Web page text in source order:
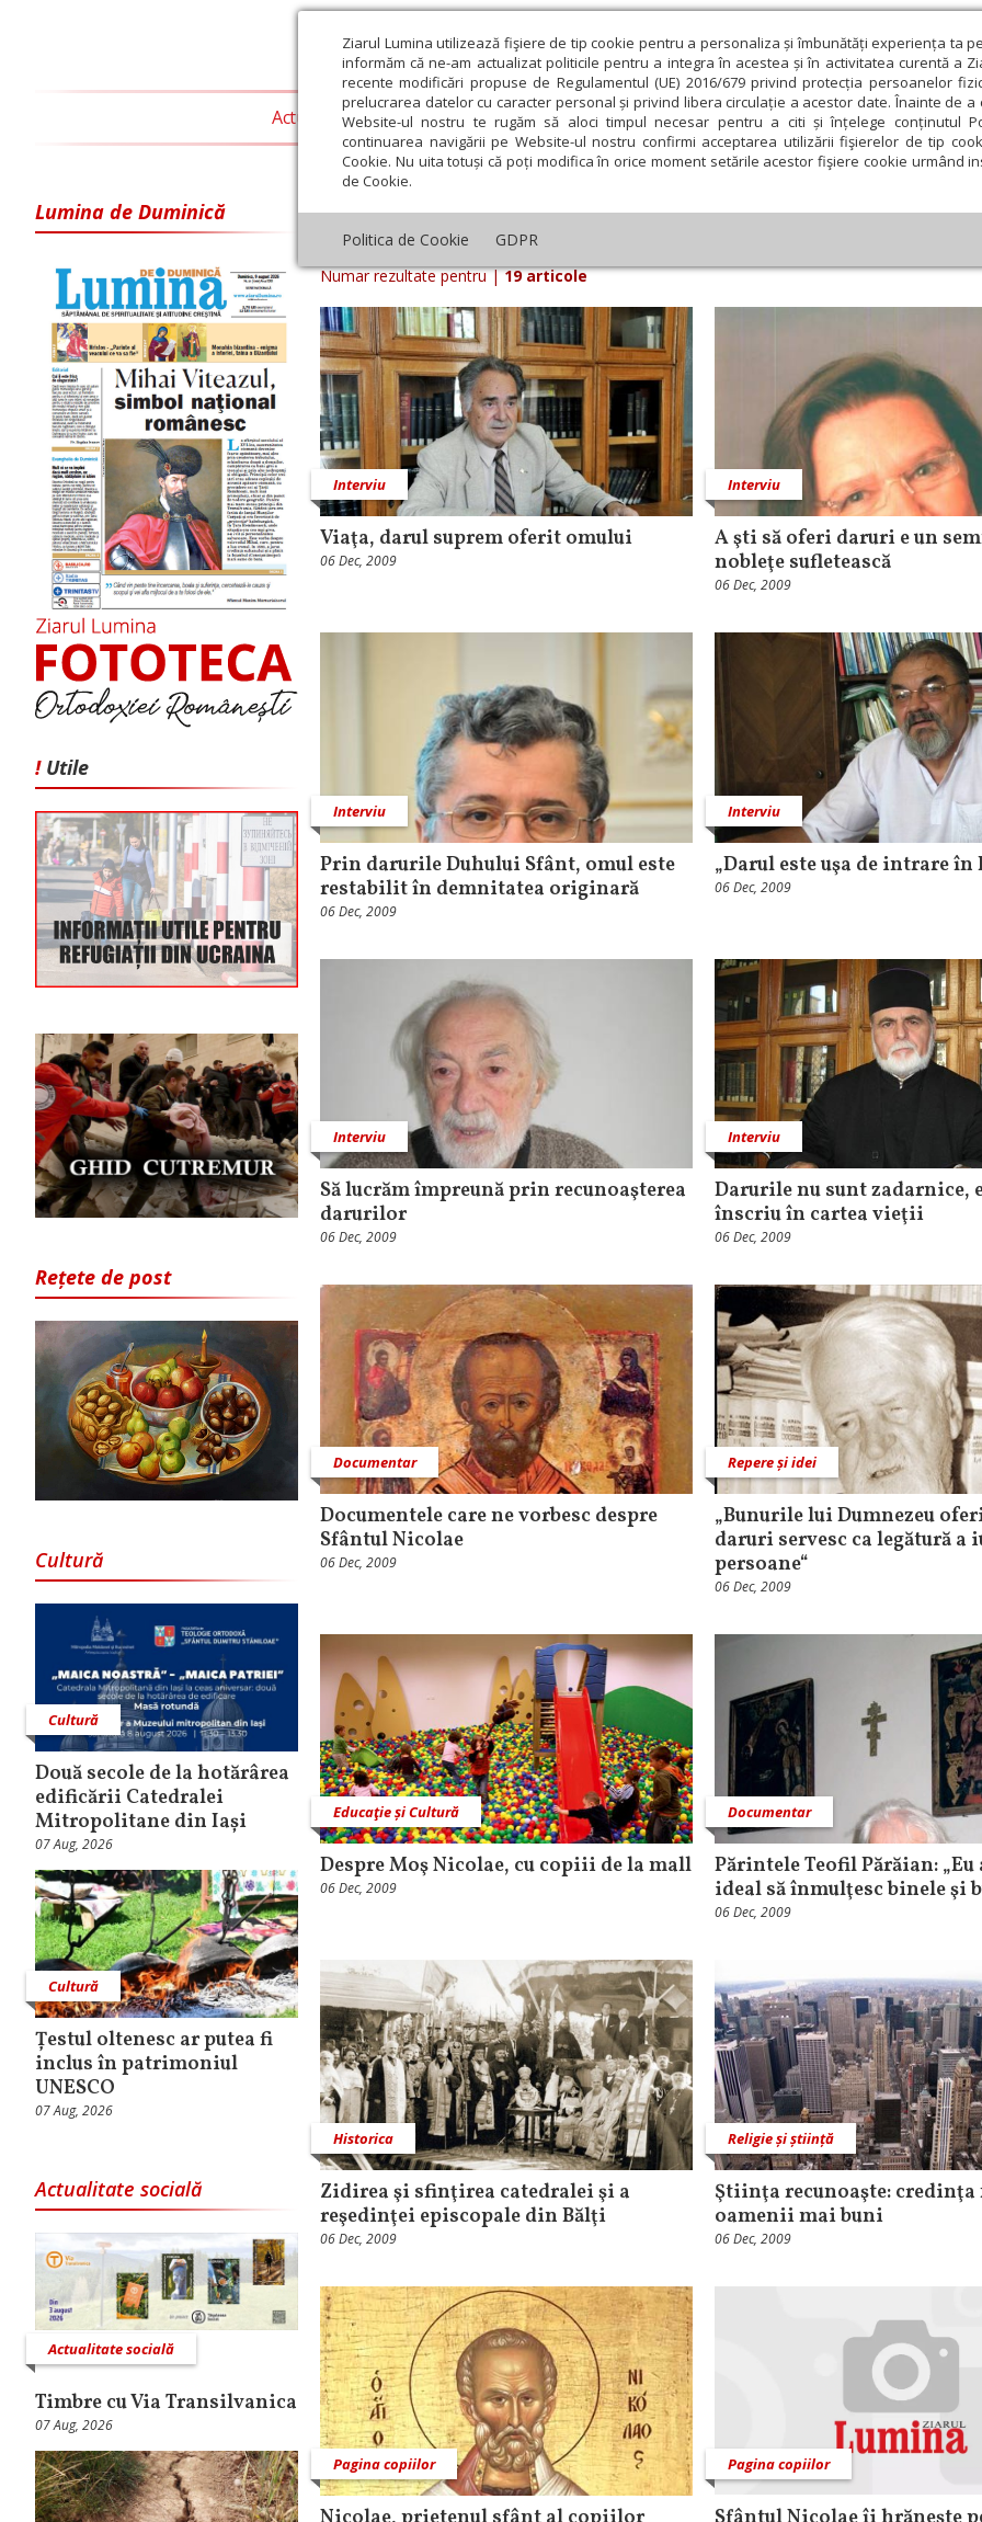
Ziarul Lumina utilizează fişiere de tip cookie pentru a personaliza și îmbunătăți experiența ta
informăm că ne-am actualizat politicile pentru a integra în acestea și în activitatea curentă a
recente modificări propuse de Regulamentul (UE) 2016/679 privind protecția persoanelor
prelucrarea datelor cu caracter personal și privind libera circulație a acestor date. Înainte de
Website-ul nostru te rugăm să aloci timpul necesar pentru a citi și înțelege conținutul
continuarea navigării pe Website-ul nostru confirmi acceptarea utilizării fişierelor de tip
Cookie. Nu uita totuși că poți modifica în orice moment setările acestor fişiere cookie urmând
de Cookie.
Politica de Cookie GDPR
Actualitate religioasă Teologie și spiritualitate Educaţie și Cultură Societate
Lumina de Duminică
! Utile
Rețete de post
Cultură
Cultură
Două secole de la hotărârea
edificării Catedralei
Mitropolitane din Iași
07 Aug, 2026
Cultură
Țestul oltenesc ar putea fi
inclus în patrimoniul
UNESCO
07 Aug, 2026
Actualitate socială
Actualitate socială
Timbre cu Via Transilvanica
07 Aug, 2026
Arhiva ziar Ziarul Lumina din 06 Decembrie 2009
Numar rezultate pentru|19 articole
Interviu
Viaţa, darul suprem oferit omului
06 Dec, 2009
Interviu
A şti să oferi daruri e un
nobleţe sufletească
06 Dec, 2009
Interviu
Prin darurile Duhului Sfânt, omul este
restabilit în demnitatea originară
06 Dec, 2009
Interviu
„Darul este uşa de intrare în
06 Dec, 2009
Interviu
Să lucrăm împreună prin recunoaşterea
darurilor
06 Dec, 2009
Interviu
Darurile nu sunt zadarnice,
înscriu în cartea vieţii
06 Dec, 2009
Documentar
Documentele care ne vorbesc despre
Sfântul Nicolae
06 Dec, 2009
Repere și idei
„Bunurile lui Dumnezeu
daruri servesc ca legătură
persoane“
06 Dec, 2009
Educaţie și Cultură
Despre Moş Nicolae, cu copiii de la mall
06 Dec, 2009
Documentar
Părintele Teofil Părăian: „Eu
ideal să înmulţesc binele şi
06 Dec, 2009
Historica
Zidirea şi sfinţirea catedralei şi a
reşedinţei episcopale din Bălţi
06 Dec, 2009
Religie și știință
Ştiinţa recunoaşte: credinţa
oamenii mai buni
06 Dec, 2009
Pagina copiilor Pagina copiilor